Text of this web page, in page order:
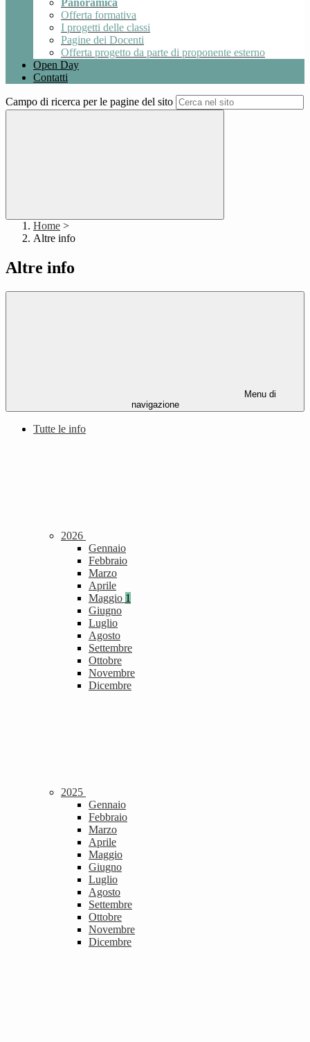
Panoramica
Offerta formativa
I progetti delle classi
Pagine dei Docenti
Offerta progetto da parte di proponente esterno
Open Day
Contatti
Campo di ricerca per le pagine del sito
Home >
Altre info
Altre info
Menu di
navigazione
Tutte le info
2026
Gennaio
Febbraio
Marzo
Aprile
Maggio 1
Giugno
Luglio
Agosto
Settembre
Ottobre
Novembre
Dicembre
2025
Gennaio
Febbraio
Marzo
Aprile
Maggio
Giugno
Luglio
Agosto
Settembre
Ottobre
Novembre
Dicembre